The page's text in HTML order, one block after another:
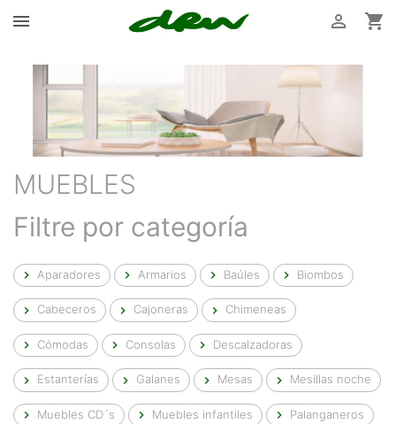
 

MUEBLES
Filtre por categoría
 Aparadores  Armarios  Baúles  Biombos
 Cabeceros  Cajoneras  Chimeneas
 Cómodas  Consolas  Descalzadoras
 Estanterías  Galanes  Mesas  Mesillas noche
 Muebles CD´s  Muebles infantiles  Palanganeros